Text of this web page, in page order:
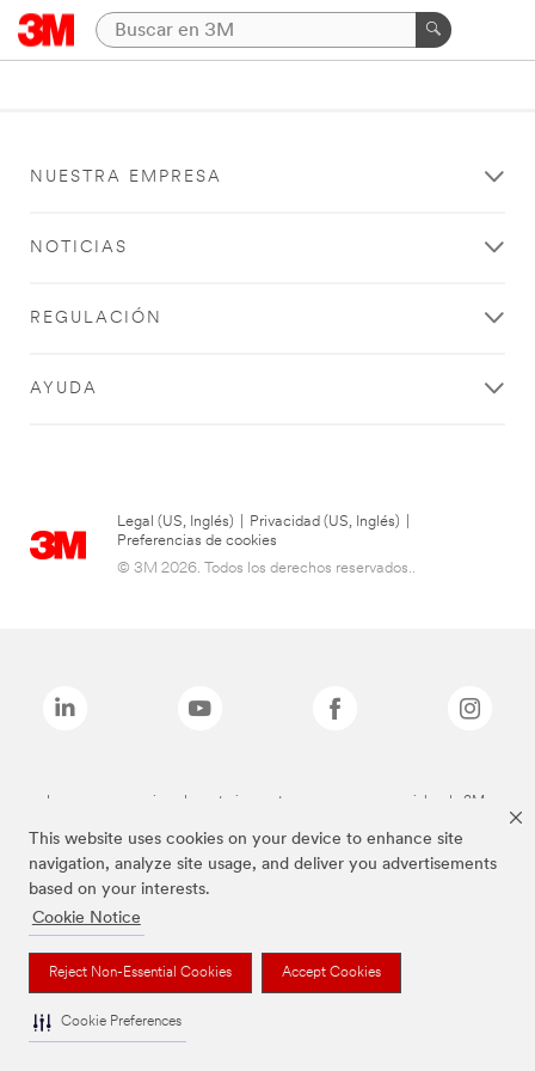
This website uses cookies on your device to enhance site
navigation, analyze site usage, and deliver you advertisements
based on your interests.
Cookie Notice
Reject Non-Essential Cookies Accept Cookies
Cookie Preferences
NUESTRA EMPRESA
NOTICIAS
REGULACIÓN
AYUDA
Legal (US, Inglés) Privacidad (US, Inglés)
Preferencias de cookies
© 3M 2026. Todos los derechos reservados..
Las marcas mencionadas anteriormente son marcas comerciales de 3M.